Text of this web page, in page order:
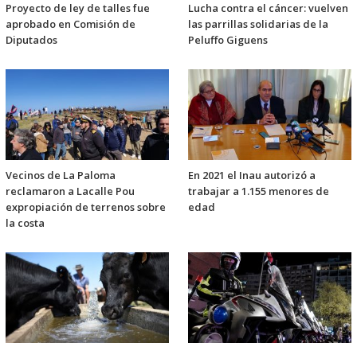
Proyecto de ley de talles fue
aprobado en Comisión de
Diputados
Lucha contra el cáncer: vuelven
las parrillas solidarias de la
Peluffo Giguens
Vecinos de La Paloma
reclamaron a Lacalle Pou
expropiación de terrenos sobre
la costa
En 2021 el Inau autorizó a
trabajar a 1.155 menores de
edad